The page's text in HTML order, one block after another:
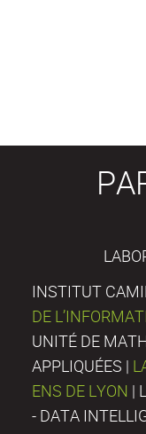
INSTITUT
DE
UNITÉ DE
APPLIQUÉES |
ENS DE LYON |
- DATA